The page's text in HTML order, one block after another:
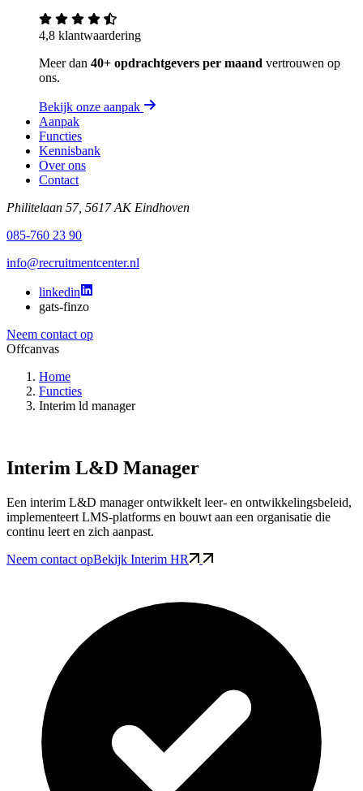
4,8 klantwaardering
Meer dan 40+ opdrachtgevers per maand vertrouwen op
ons.
Bekijk onze aanpak
Aanpak
Functies
Kennisbank
Over ons
Contact
Philitelaan 57, 5617 AK Eindhoven
085-760 23 90
info@recruitmentcenter.nl
linkedin
gats-finzo
Neem contact op
Offcanvas
Home
Functies
Interim ld manager
Interim L&D Manager
Een interim L&D manager ontwikkelt leer- en ontwikkelingsbeleid,
implementeert LMS-platforms en bouwt aan een organisatie die
continu leert en zich aanpast.
Neem contact opBekijk Interim HR